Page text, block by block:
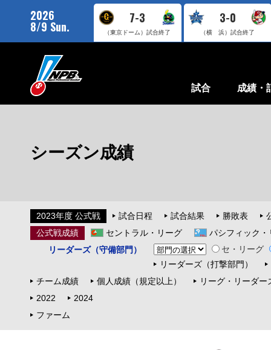
2026
8/9 Sun.
7-3
（東京ドーム）試合終了
3-0
（横 浜）試合終了
試合 成績・
シーズン成績
2023年度 公式戦 試合日程 試合結果 勝敗表
公式戦成績
セントラル・リーグ
パシフィック・
リーダーズ（守備部門）
セ・リーグ
リーダーズ（打撃部門）
チーム成績
個人成績（規定以上）
リーグ・リーダー
2022
2024
ファーム